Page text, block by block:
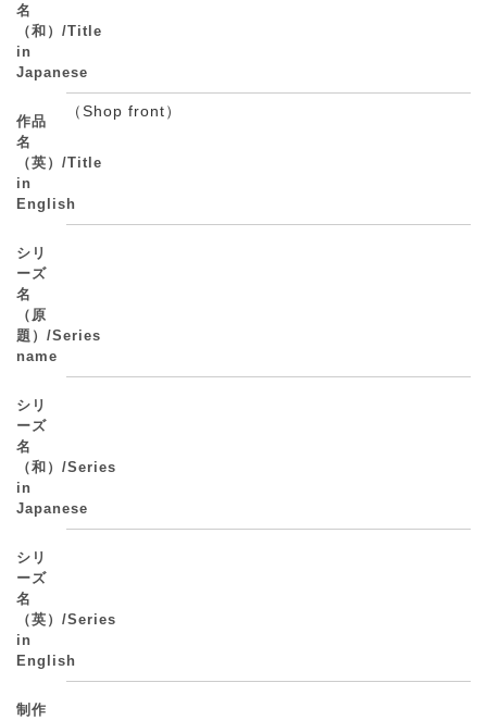
名
（和）/Title
in
Japanese
作品
名
（英）/Title
in
English
（Shop front）
シリ
ーズ
名
（原
題）/Series
name
シリ
ーズ
名
（和）/Series
in
Japanese
シリ
ーズ
名
（英）/Series
in
English
制作